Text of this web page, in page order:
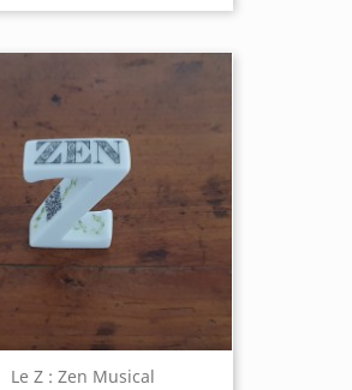
Le Z : Zen Musical